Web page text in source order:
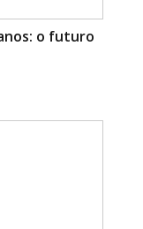
o futuro